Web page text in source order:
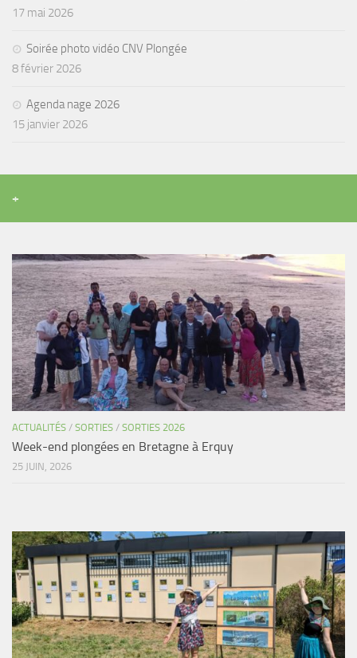
17 mai 2026
Soirée photo vidéo CNV Plongée
8 février 2026
Agenda nage 2026
15 janvier 2026
+
ACTUALITÉS / SORTIES / SORTIES 2026
Week-end plongées en Bretagne à Erquy
25 JUIN, 2026